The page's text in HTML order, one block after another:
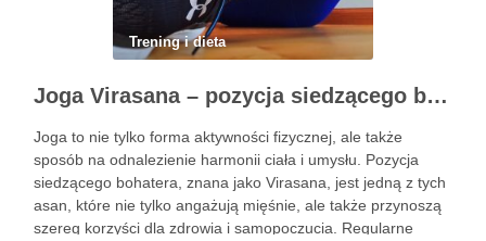
Trening i dieta
Joga Virasana – pozycja siedzącego bohatera i jej korzyści
Joga to nie tylko forma aktywności fizycznej, ale także
sposób na odnalezienie harmonii ciała i umysłu. Pozycja
siedzącego bohatera, znana jako Virasana, jest jedną z tych
asan, które nie tylko angażują mięśnie, ale także przynoszą
szereg korzyści dla zdrowia i samopoczucia. Regularne